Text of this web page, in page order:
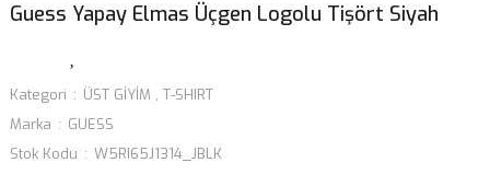
Guess Yapay Elmas Üçgen Logolu Tişört Siyah
Kategori ÜST GİYİM , T-SHIRT
Marka
GUESS
Stok Kodu
W5RI65J1314_JBLK